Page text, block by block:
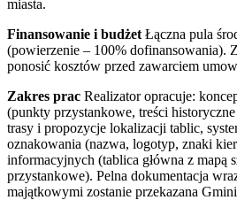
miasta.
Finansowanie i budżet Łączna pula
(powierzenie – 100% dofinansowania).
ponosić kosztów przed zawarciem
Zakres prac Realizator opracuje:
(punkty przystankowe, treści
trasy i propozycje lokalizacji tablic,
oznakowania (nazwa, logotyp, znaki
informacyjnych (tablica główna z mapą
przystankowe). Pelna dokumentacja
majątkowymi zostanie przekazana